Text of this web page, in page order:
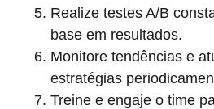
Realize testes A/B
base em resultados.
Monitore tendências e
estratégias
Treine e engaje o time